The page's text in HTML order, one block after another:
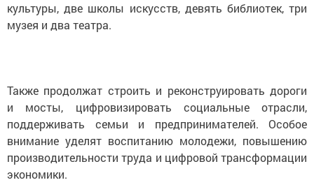
культуры, две школы искусств, девять библиотек, три
музея и два театра.
Также продолжат строить и реконструировать дороги
и мосты, цифровизировать социальные отрасли,
поддерживать семьи и предпринимателей. Особое
внимание уделят воспитанию молодежи, повышению
производительности труда и цифровой трансформации
экономики.